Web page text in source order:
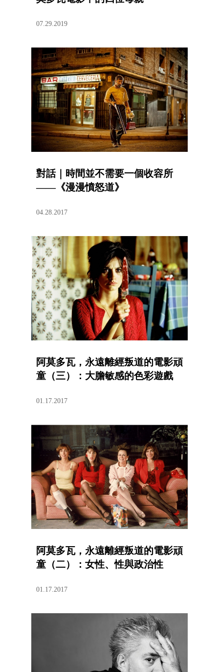
07.29.2019
對話｜時間並不需要一個收容所
——《漫漫憤怒道》
04.28.2017
阿莫多瓦，永遠離經叛道的電影頑
童（三）：大膽敏感的色彩遊戲
01.17.2017
阿莫多瓦，永遠離經叛道的電影頑
童（二）：女性、性與政治性
01.17.2017